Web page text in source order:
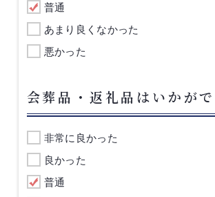
普通
あまり良くなかった
悪かった
会葬品・返礼品はいかが
非常に良かった
良かった
普通